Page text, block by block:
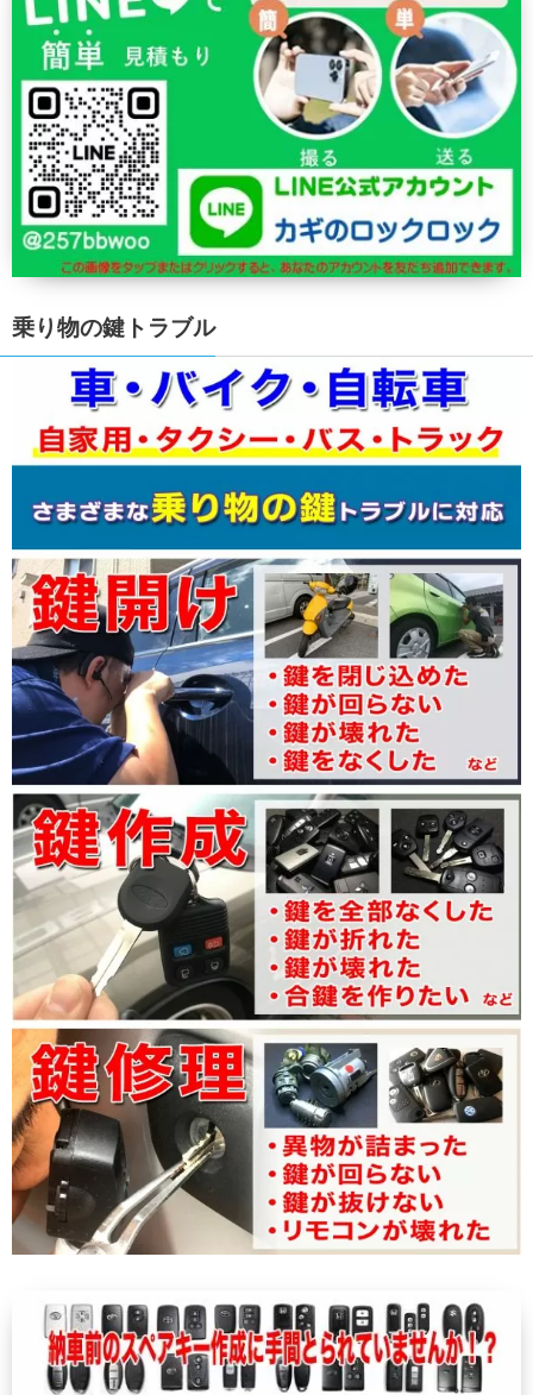
乗り物の鍵トラブル